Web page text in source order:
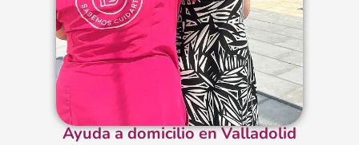
Ayuda a domicilio en Valladolid